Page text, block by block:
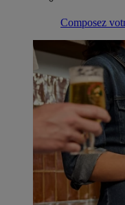
Composez